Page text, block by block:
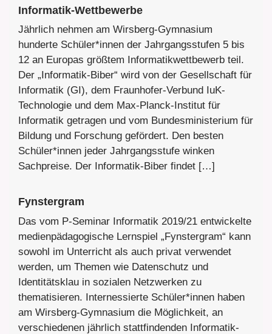
Informatik-Wettbewerbe
Jährlich nehmen am Wirsberg-Gymnasium
hunderte Schüler*innen der Jahrgangsstufen 5 bis
12 an Europas größtem Informatikwettbewerb teil.
Der „Informatik-Biber“ wird von der Gesellschaft für
Informatik (GI), dem Fraunhofer-Verbund IuK-
Technologie und dem Max-Planck-Institut für
Informatik getragen und vom Bundesministerium für
Bildung und Forschung gefördert. Den besten
Schüler*innen jeder Jahrgangsstufe winken
Sachpreise. Der Informatik-Biber findet […]
Fynstergram
Das vom P-Seminar Informatik 2019/21 entwickelte
medienpädagogische Lernspiel „Fynstergram“ kann
sowohl im Unterricht als auch privat verwendet
werden, um Themen wie Datenschutz und
Identitätsklau in sozialen Netzwerken zu
thematisieren. Internessierte Schüler*innen haben
am Wirsberg-Gymnasium die Möglichkeit, an
verschiedenen jährlich stattfindenden Informatik-